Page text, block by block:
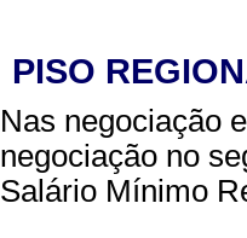
PISO
Nas negociação
negociação no
Salário Mínimo